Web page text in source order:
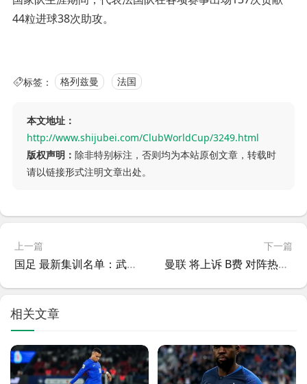
44粒进球38次助攻。
标签： 格列兹曼 法国
本文地址：
http://www.shijubei.com/ClubWorldCup/3249.html
版权声明： 除非特别标注，否则均为本站原创文章，转载时
请以链接形式注明文章出处。
上一篇
国足 最新集训名单：武磊 带伤入选，韦世豪 回归，朱辰杰 缺席
下一篇
曼联 将上诉 B费 对阵热刺时的红牌，并且有很大概率会成功
相关文章